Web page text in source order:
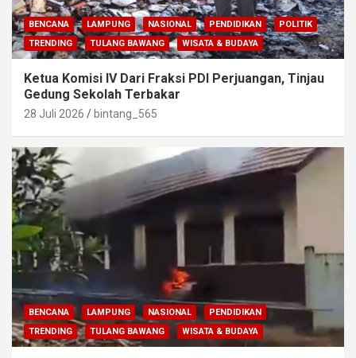
BENCANA LAMPUNG NASIONAL PENDIDIKAN
POLITIK
TRENDING
TULANG BAWANG WISATA & BUDAYA
Ketua Komisi IV Dari Fraksi PDI Perjuangan, Tinjau
Gedung Sekolah Terbakar
28 Juli 2026 bintang_565
BENCANA LAMPUNG NASIONAL
PENDIDIKAN
TRENDING
TULANG BAWANG WISATA & BUDAYA